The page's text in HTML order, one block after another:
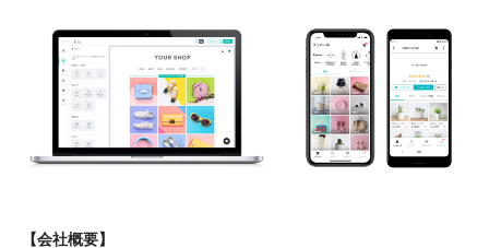
【会社概要】